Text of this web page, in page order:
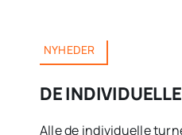
NYHEDER
DE
Alle de individuelle